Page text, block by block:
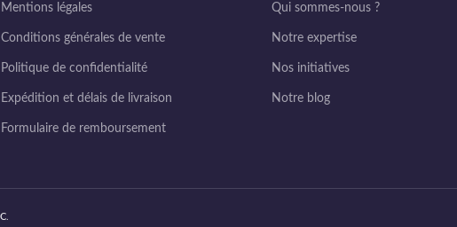
Mentions légales
Conditions générales de vente
Politique de confidentialité
Expédition et délais de livraison
Formulaire de remboursement
Qui sommes-nous ?
Notre expertise
Nos initiatives
Notre blog